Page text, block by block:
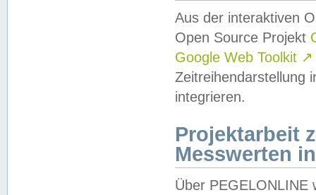
Aus der interaktiven
Open Source Projekt
Google Web Toolkit ↗
Zeitreihendarstellung
integrieren.
Projektarbeit
Messwerten
Über PEGELONLINE